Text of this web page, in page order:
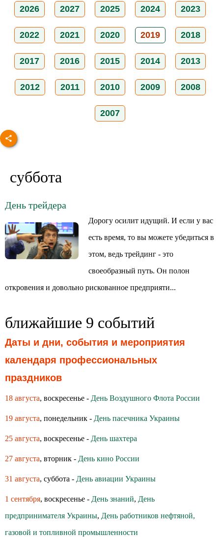
2026 2027 2025 2024 2023
2022 2021 2020 2019 2018
2017 2016 2015 2014 2013
2012 2011 2010 2009 2008
2007
суббота
День трейдера
Дорогу осилит идущий. И если у вас
есть время, то вы можете убедиться в
этом, ведь трейдинг - это
своеобразный путь. Он полон
откровения и довольно рискованное предприяти...
ближайшие 9 событий
Даты и дни, события и мероприятия
календаря профессиональных
праздников
18 августа, воскресенье - День Воздушного Флота России
19 августа, понедельник - День пасечника Украины
25 августа, воскресенье - День шахтера
27 августа, вторник - День кино России
31 августа, суббота - День авиации Украины
1 сентября, воскресенье - День знаний, День
предпринимателя Украины, День работников нефтяной,
газовой и топливной промышленности